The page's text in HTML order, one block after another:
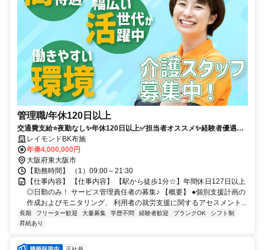
管理職/年休120日以上
交通費支給⭐️夜勤なし✨年休120日以上✅️担当者オススメ✨経験者優遇⭕️
駅チカ
レイモンドBK布施
年俸4,000,000円
大阪府東大阪市
【勤務時間】 （1）09:00～21:30
【仕事内容】 【仕事内容】 【駅から徒歩1分☆】年間休日127日以上
◎日勤のみ！ サービス管理責任者の募集♪ 【概要】 ●個別支援計画の
作成およびモニタリング、 利用者の就労支援に関するアセスメント...
長期 フリーター歓迎 大量募集 学歴不問 経験者歓迎 ブランクOK
シフト制
昇給あり